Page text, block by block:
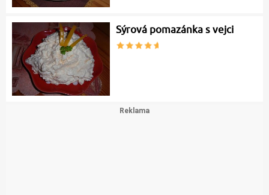
Sýrová pomazánka s vejci